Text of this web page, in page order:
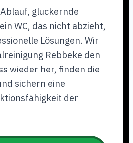
gluckernde
WC, das nicht abzieht,
Lösungen. Wir
Rebbeke den
wieder her, finden die
sichern eine
der